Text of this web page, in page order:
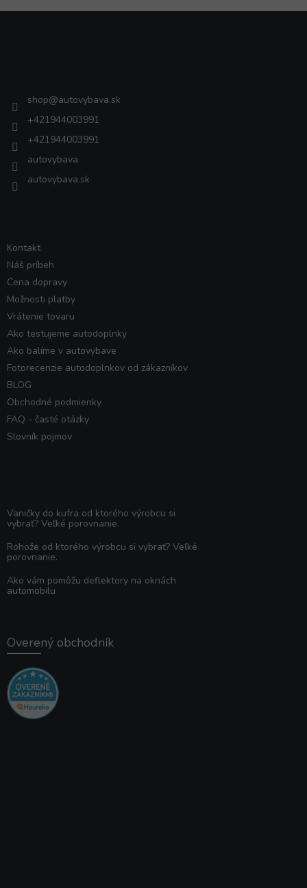
shop@autovybava.sk
+421944003991
+421944003991
autovybava
autovybava.sk
Kontakt
Náš príbeh
Cena dopravy
Možnosti platby
Vrátenie tovaru
Ako testujeme autodoplnky
Ako balíme v autovybave
Fotorecenzie autodoplnkov od zákazníkov
BLOG
Obchodné podmienky
FAQ - časté otázky
Slovník pojmov
Vaničky do kufra od ktorého výrobcu si
vybrať? Veľké porovnanie.
Rohože od ktorého výrobcu si vybrať? Veľké
porovnanie.
Ako vám pomôžu deflektory na oknách
automobilu
Overený obchodník